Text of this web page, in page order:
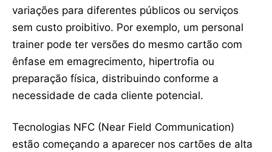
variações para diferentes públicos ou serviços
sem custo proibitivo. Por exemplo, um personal
trainer pode ter versões do mesmo cartão com
ênfase em emagrecimento, hipertrofia ou
preparação física, distribuindo conforme a
necessidade de cada cliente potencial.
Tecnologias NFC (Near Field Communication)
estão começando a aparecer nos cartões de alta